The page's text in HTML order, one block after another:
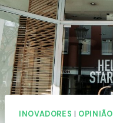
INOVADORES | OPINIÃO